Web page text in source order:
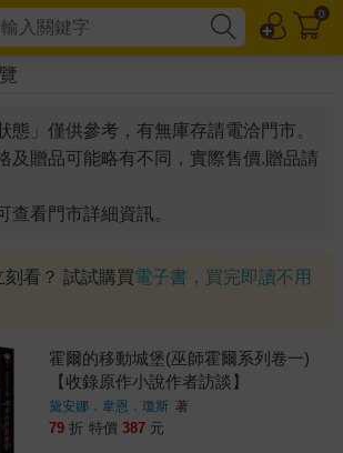
0
」僅供參考，有無庫存請電洽門市。
及贈品可能略有不同，實際售價.贈品請
看門市詳細資訊。
刻看？ 試試購買電子書，買完即讀不用
霍爾的移動城堡(巫師霍爾系列卷一)
【收錄原作小說作者訪談】
黛安娜．韋恩．瓊斯 著
79 折 特價 387 元